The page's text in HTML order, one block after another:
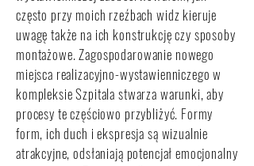
często przy moich rzeźbach widz kieruje
uwagę także na ich konstrukcję czy sposoby
montażowe. Zagospodarowanie nowego
miejsca realizacyjno-wystawienniczego w
kompleksie Szpitala stwarza warunki, aby
procesy te częściowo przybliżyć. Formy
form, ich duch i ekspresja są wizualnie
atrakcyjne, odsłaniają potencjał emocjonalny